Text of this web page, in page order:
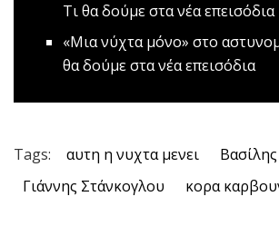
Τι θα δούμε στα νέα επεισόδια
«Μια νύχτα μόνο» στο
θα δούμε στα νέα επεισόδια
Tags: αυτη η νυχτα μενει
Γιάννης Στάνκογλου
κορα